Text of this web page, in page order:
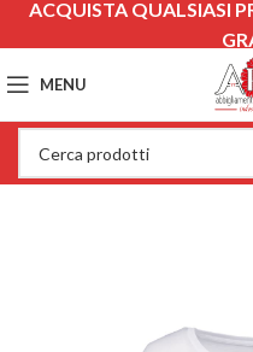
MENU
ACQUISTA QUALSIASI